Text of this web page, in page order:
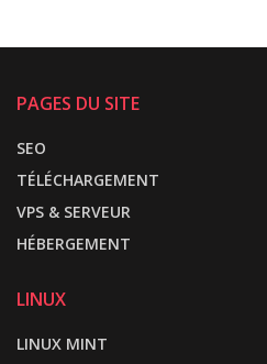
PAGES DU SITE
SEO
TÉLÉCHARGEMENT
VPS & SERVEUR
HÉBERGEMENT
LINUX
LINUX MINT